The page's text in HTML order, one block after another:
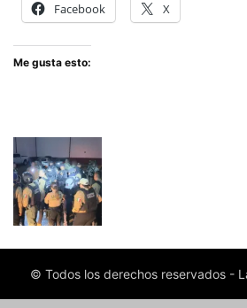
Facebook X
Me gusta esto:
© Todos los derechos reservados -